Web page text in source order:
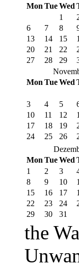
Mon TueWed
1
6
7 8
13
14 15
20
21 22
27
28 29
Mon TueWed
3
4 5
10
11 12
17
18 19
24
25 26
Mon TueWed
1
2 3
8
9 10
15
16 17
22
23 24
29
30 31
the